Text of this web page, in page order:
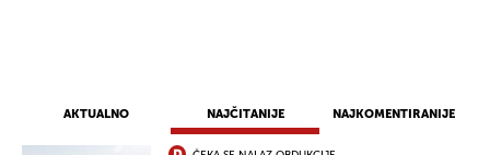
AKTUALNO NAJČITANIJE NAJKOMENTIRANIJE